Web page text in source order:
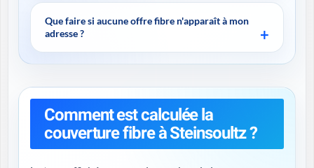
Que faire si aucune offre fibre n'apparaît à mon
adresse ?
Comment est calculée la
couverture fibre à Steinsoultz ?